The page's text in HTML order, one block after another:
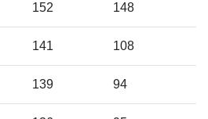
152 148
141 108
139 94